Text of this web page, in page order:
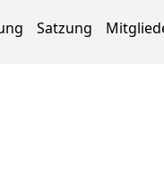
Satzung